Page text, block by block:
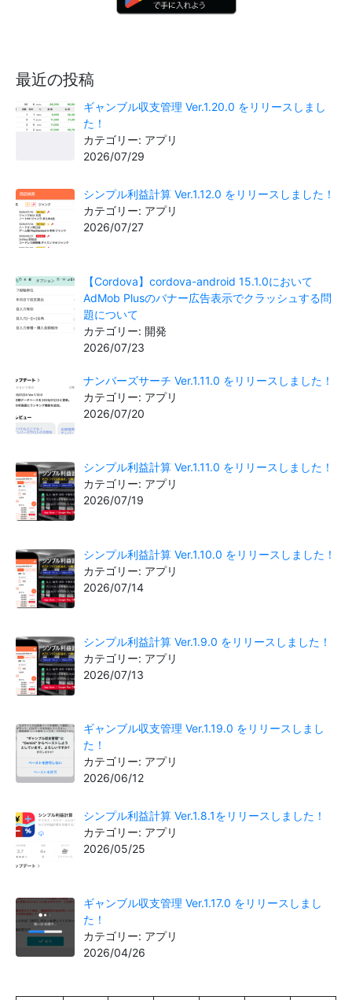
最近の投稿
ギャンブル収支管理 Ver.1.20.0 をリリースしまし
た！
カテゴリー: アプリ
2026/07/29
シンプル利益計算 Ver.1.12.0 をリリースしました！
カテゴリー: アプリ
2026/07/27
【Cordova】cordova-android 15.1.0において
AdMob Plusのバナー広告表示でクラッシュする問
題について
カテゴリー: 開発
2026/07/23
ナンバーズサーチ Ver.1.11.0 をリリースしました！
カテゴリー: アプリ
2026/07/20
シンプル利益計算 Ver.1.11.0 をリリースしました！
カテゴリー: アプリ
2026/07/19
シンプル利益計算 Ver.1.10.0 をリリースしました！
カテゴリー: アプリ
2026/07/14
シンプル利益計算 Ver.1.9.0 をリリースしました！
カテゴリー: アプリ
2026/07/13
ギャンブル収支管理 Ver.1.19.0 をリリースしまし
た！
カテゴリー: アプリ
2026/06/12
シンプル利益計算 Ver.1.8.1をリリースしました！
カテゴリー: アプリ
2026/05/25
ギャンブル収支管理 Ver.1.17.0 をリリースしまし
た！
カテゴリー: アプリ
2026/04/26